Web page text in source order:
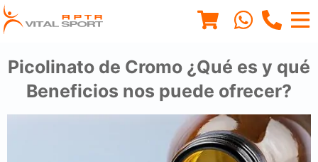
Picolinato de Cromo ¿Qué es y qué
Beneficios nos puede ofrecer?